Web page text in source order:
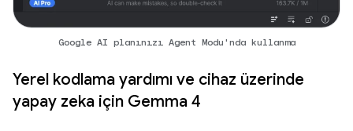
Google AI planınızı Agent Modu'nda kullanma
Yerel kodlama yardımı ve cihaz üzerinde
yapay zeka için Gemma 4